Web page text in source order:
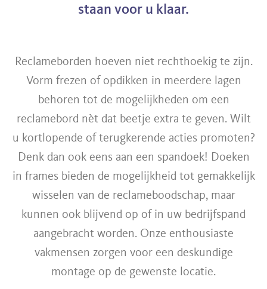
staan voor u klaar.
Reclameborden hoeven niet rechthoekig te zijn.
Vorm frezen of opdikken in meerdere lagen
behoren tot de mogelijkheden om een
reclamebord nèt dat beetje extra te geven. Wilt
u kortlopende of terugkerende acties promoten?
Denk dan ook eens aan een spandoek! Doeken
in frames bieden de mogelijkheid tot gemakkelijk
wisselen van de reclameboodschap, maar
kunnen ook blijvend op of in uw bedrijfspand
aangebracht worden. Onze enthousiaste
vakmensen zorgen voor een deskundige
montage op de gewenste locatie.